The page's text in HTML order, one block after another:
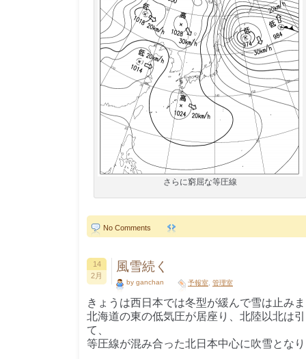
さらに窮屈な等圧線
No Comments
14
2月
風雪続く
by ganchan 予報室 管理室
きょうは西日本では冬型が緩んで雪は止み
北海道の東の低気圧が居座り、北陸以北は
て、
等圧線が混み合った北日本中心に吹雪とな